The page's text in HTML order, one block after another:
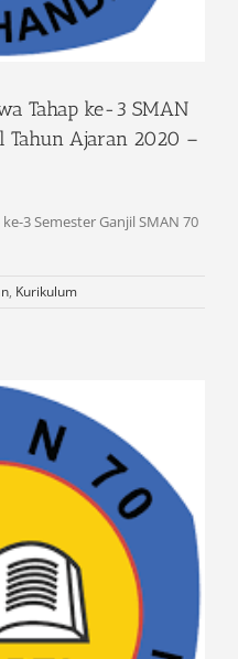
Tahap ke-3 SMAN
Tahun Ajaran 2020 –
3 Semester Ganjil SMAN 70
, Kurikulum